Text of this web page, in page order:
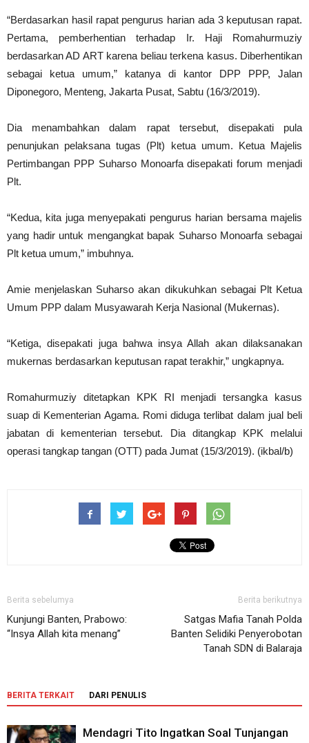
“Berdasarkan hasil rapat pengurus harian ada 3 keputusan rapat.
Pertama, pemberhentian terhadap Ir. Haji Romahurmuziy
berdasarkan AD ART karena beliau terkena kasus. Diberhentikan
sebagai ketua umum,” katanya di kantor DPP PPP, Jalan
Diponegoro, Menteng, Jakarta Pusat, Sabtu (16/3/2019).
Dia menambahkan dalam rapat tersebut, disepakati pula
penunjukan pelaksana tugas (Plt) ketua umum. Ketua Majelis
Pertimbangan PPP Suharso Monoarfa disepakati forum menjadi
Plt.
“Kedua, kita juga menyepakati pengurus harian bersama majelis
yang hadir untuk mengangkat bapak Suharso Monoarfa sebagai
Plt ketua umum,” imbuhnya.
Amie menjelaskan Suharso akan dikukuhkan sebagai Plt Ketua
Umum PPP dalam Musyawarah Kerja Nasional (Mukernas).
“Ketiga, disepakati juga bahwa insya Allah akan dilaksanakan
mukernas berdasarkan keputusan rapat terakhir,” ungkapnya.
Romahurmuziy ditetapkan KPK RI menjadi tersangka kasus
suap di Kementerian Agama. Romi diduga terlibat dalam jual beli
jabatan di kementerian tersebut. Dia ditangkap KPK melalui
operasi tangkap tangan (OTT) pada Jumat (15/3/2019). (ikbal/b)
Berita sebelumya
Kunjungi Banten, Prabowo:
“Insya Allah kita menang”
Berita berikutnya
Satgas Mafia Tanah Polda
Banten Selidiki Penyerobotan
Tanah SDN di Balaraja
BERITA TERKAIT DARI PENULIS
Mendagri Tito Ingatkan Soal Tunjangan